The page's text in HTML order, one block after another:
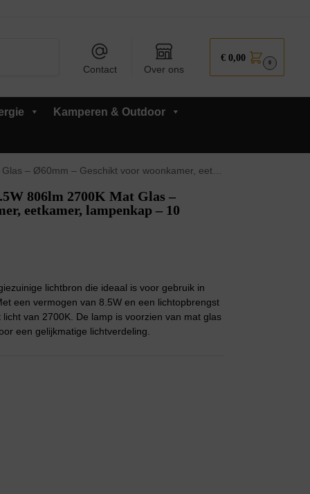
Contact Over ons
€ 0,00 0
Kamperen & Outdoor
Geschikt voor woonkamer, eetkamer, lampenkap – 10 stuks
806lm 2700K Mat Glas –
eetkamer, lampenkap – 10
lichtbron die ideaal is voor gebruik in
een vermogen van 8.5W en een lichtopbrengst
van 2700K. De lamp is voorzien van mat glas
een gelijkmatige lichtverdeling.